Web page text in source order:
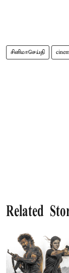
சினிமாசெய்தி
Related